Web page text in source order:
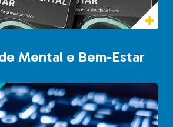
Mental e Bem-Estar